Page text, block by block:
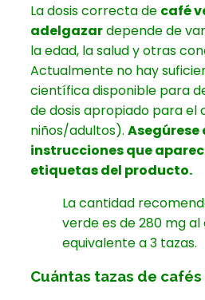
La dosis correcta de café
adelgazardepende de
la edad, la salud y otras
Actualmente no hay
científica disponible para
de dosis apropiado para
niños/adultos). Asegúrese
instrucciones que
etiquetas del producto.
La cantidad
verde es de 280 mg al
equivalente a 3 tazas.
Cuántas tazas de